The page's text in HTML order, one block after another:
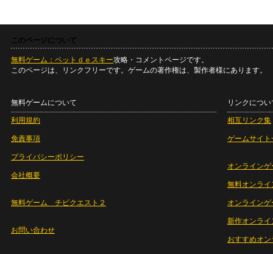
このページについて
無料ゲーム：ペットｄｅスキー攻略・コメントページです。
このページは、リンクフリーです。ゲームの著作権は、製作者様にあります。
無料ゲームについて
利用規約
免責事項
プライバシーポリシー
会社概要
無料ゲーム チビクエスト２
お問い合わせ
リンクについ
相互リンク集
ゲームサイト
オンラインゲ
無料オンライ
オンライン
新作オンライ
おすすめオ